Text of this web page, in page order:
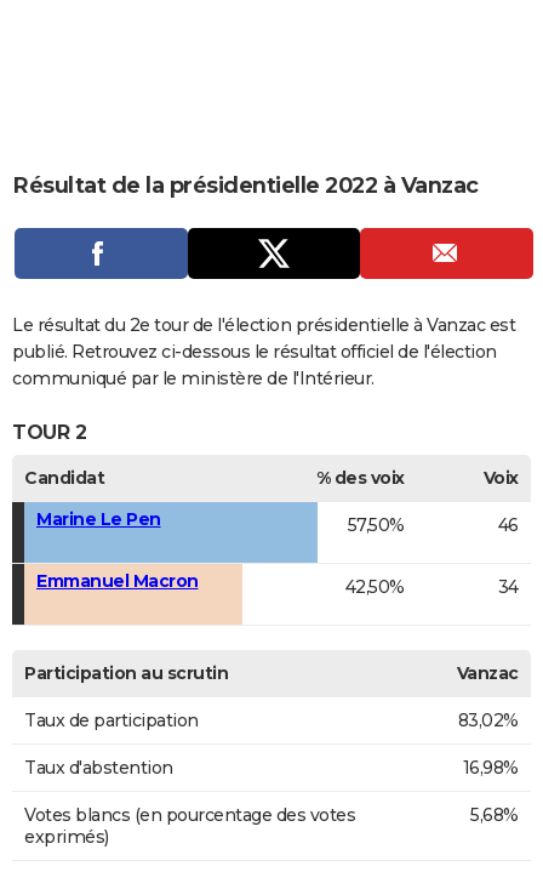
CARTE DE VOEUX
DICTIONNAIRE
Dictionnaire
Biographies
Expressions
Proverbes
PROGRAMME TV
COPAINS D'AVANT
Se connecter
Collèges
Universités
Entreprises
Service militaire
Avis de recherche
AVIS DE DÉCÈS
FORUM
Bricolage
Culture
Television
Voyage
Résultat de la présidentielle 2022 à Vanzac
Le résultat du 2e tour de l'élection présidentielle à Vanzac est
publié. Retrouvez ci-dessous le résultat officiel de l'élection
communiqué par le ministère de l'Intérieur.
TOUR 2
Candidat % des voix
Voix
Marine Le Pen
57,50% 46
Emmanuel Macron 42,50% 34
Participation au scrutin Vanzac
Taux de participation 83,02%
Taux d'abstention 16,98%
Votes blancs (en pourcentage des votes
exprimés)
5,68%